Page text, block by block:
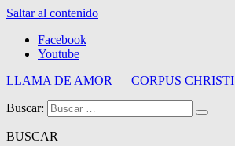
Saltar al contenido
Facebook
Youtube
LLAMA DE AMOR — CORPUS CHRISTI
Blog de la Llama de Amor
Buscar:
BUSCAR